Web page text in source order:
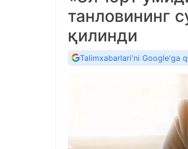
танловининг
қилинди
Talimxabarlari'ni Google'ga